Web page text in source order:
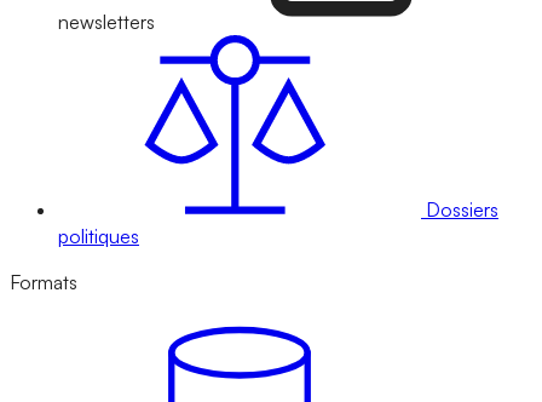
newsletters
Dossiers
politiques
Formats